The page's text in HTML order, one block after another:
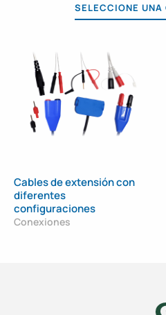
SELECCIONE UNA
Cables de extensión con
diferentes
configuraciones
Conexiones